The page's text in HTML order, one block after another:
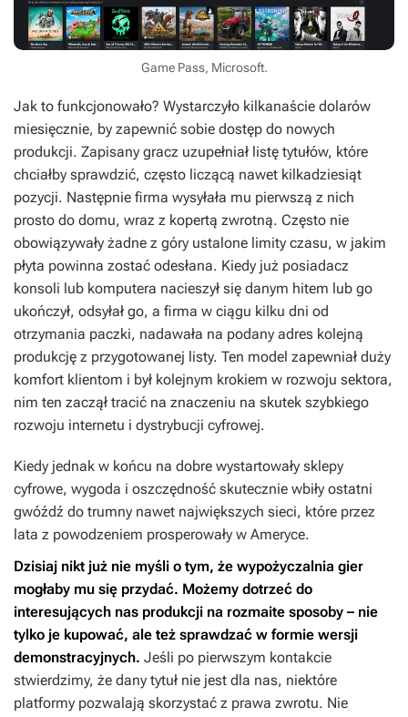
Game Pass, Microsoft.
Jak to funkcjonowało? Wystarczyło kilkanaście dolarów
miesięcznie, by zapewnić sobie dostęp do nowych
produkcji. Zapisany gracz uzupełniał listę tytułów, które
chciałby sprawdzić, często liczącą nawet kilkadziesiąt
pozycji. Następnie firma wysyłała mu pierwszą z nich
prosto do domu, wraz z kopertą zwrotną. Często nie
obowiązywały żadne z góry ustalone limity czasu, w jakim
płyta powinna zostać odesłana. Kiedy już posiadacz
konsoli lub komputera nacieszył się danym hitem lub go
ukończył, odsyłał go, a firma w ciągu kilku dni od
otrzymania paczki, nadawała na podany adres kolejną
produkcję z przygotowanej listy. Ten model zapewniał duży
komfort klientom i był kolejnym krokiem w rozwoju sektora,
nim ten zaczął tracić na znaczeniu na skutek szybkiego
rozwoju internetu i dystrybucji cyfrowej.
Kiedy jednak w końcu na dobre wystartowały sklepy
cyfrowe, wygoda i oszczędność skutecznie wbiły ostatni
gwóźdź do trumny nawet największych sieci, które przez
lata z powodzeniem prosperowały w Ameryce.
Dzisiaj nikt już nie myśli o tym, że wypożyczalnia gier
mogłaby mu się przydać. Możemy dotrzeć do
interesujących nas produkcji na rozmaite sposoby – nie
tylko je kupować, ale też sprawdzać w formie wersji
demonstracyjnych. Jeśli po pierwszym kontakcie
stwierdzimy, że dany tytuł nie jest dla nas, niektóre
platformy pozwalają skorzystać z prawa zwrotu. Nie